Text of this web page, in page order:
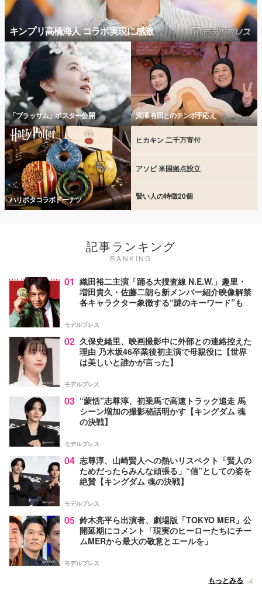
キンプリ高橋海人 コラボ実現に感激
「ブラッサム」ポスター公開 深澤 有田とのテンポ手応え
ハリポタコラボドーナツ
ヒカキン 二千万寄付
アソビ 米国拠点設立
賢い人の特徴20個
記事ランキング
RANKING
01 織田裕二主演「踊る大捜査線 N.E.W.」趣里・
増田貴久・佐藤二朗ら新メンバー紹介映像解禁
各キャラクター象徴する“謎のキーワード”も
モデルプレス
02 久保史緒里、映画撮影中に外部との連絡控えた
理由 乃木坂46卒業後初主演で母親役に【世界
は美しいと誰かが言った】
モデルプレス
03 “蒙恬”志尊淳、初乗馬で高速トラック追走 馬
シーン増加の撮影秘話明かす【キングダム 魂
の決戦】
モデルプレス
04 志尊淳、山崎賢人への熱いリスペクト「賢人の
ためだったらみんな頑張る」“信”としての姿を
絶賛【キングダム 魂の決戦】
モデルプレス
05 鈴木亮平ら出演者、劇場版「TOKYO MER」公
開延期にコメント「現実のヒーローたちにチー
ムMERから最大の敬意とエールを」
モデルプレス
もっとみる